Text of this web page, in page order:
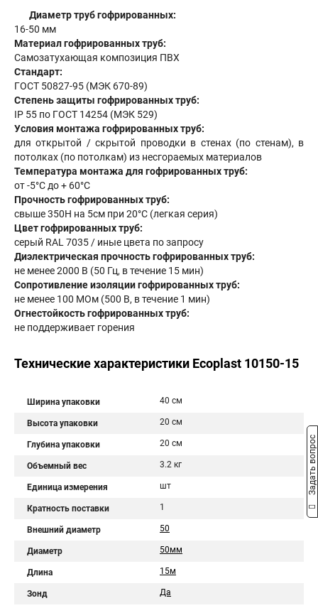
Диаметр труб гофрированных:
16-50 мм
Материал гофрированных труб:
Самозатухающая композиция ПВХ
Стандарт:
ГОСТ 50827-95 (МЭК 670-89)
Степень защиты гофрированных труб:
IP 55 по ГОСТ 14254 (МЭК 529)
Условия монтажа гофрированных труб:
для открытой / скрытой проводки в стенах (по стенам), в
потолках (по потолкам) из несгораемых материалов
Температура монтажа для гофрированных труб:
от -5°С до + 60°С
Прочность гофрированных труб:
свыше 350Н на 5см при 20°С (легкая серия)
Цвет гофрированных труб:
серый RAL 7035 / иные цвета по запросу
Диэлектрическая прочность гофрированных труб:
не менее 2000 В (50 Гц, в течение 15 мин)
Сопротивление изоляции гофрированных труб:
не менее 100 МОм (500 В, в течение 1 мин)
Огнестойкость гофрированных труб:
не поддерживает горения
Технические характеристики Ecoplast 10150-15
Ширина упаковки 40 см
Высота упаковки 20 см
Глубина упаковки 20 см
Объемный вес 3.2 кг
Единица измерения шт
Кратность поставки 1
Внешний диаметр 50
Диаметр 50мм
Длина 15м
Зонд Да
Задать вопрос